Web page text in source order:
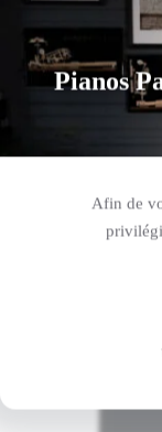
Pianos
Afin de